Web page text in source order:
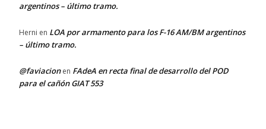
argentinos – último tramo.
Herni en LOA por armamento para los F-16 AM/BM argentinos
– último tramo.
@faviacionen FAdeA en recta final de desarrollo del POD
para el cañón GIAT 553